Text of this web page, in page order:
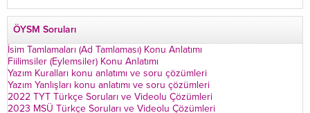
ÖYSM Soruları
İsim Tamlamaları (Ad Tamlaması) Konu Anlatımı
Fiilimsiler (Eylemsiler) Konu Anlatımı
Yazım Kuralları konu anlatımı ve soru çözümleri
Yazım Yanlışları konu anlatımı ve soru çözümleri
2022 TYT Türkçe Soruları ve Videolu Çözümleri
2023 MSÜ Türkçe Soruları ve Videolu Çözümleri